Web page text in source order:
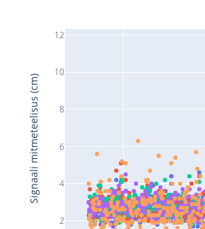
2
4
6
8
10
12
Signaali mitmeteelisus (cm)